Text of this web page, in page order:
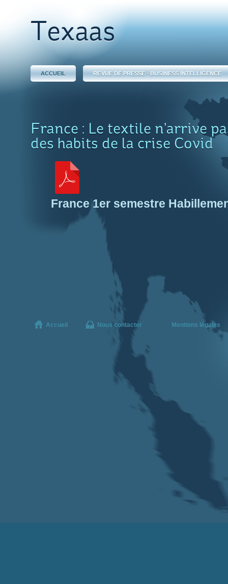
Texaas
ACCUEIL REVUE DE PRESSE - BUSINESS INTELLIGENCE
France : Le textile n’arrive
des habits de la crise Covid
France 1er semestre
Accueil Nous contacter Mentions légales